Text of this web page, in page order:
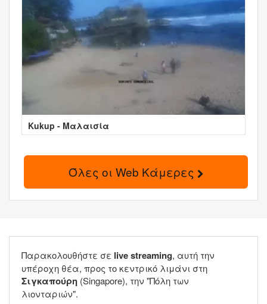
Kukup - Μαλαισία
Όλες οι Web Κάμερες
Παρακολουθήστε σε live streaming, αυτή την
υπέροχη θέα, προς το κεντρικό λιμάνι στη
Σιγκαπούρη (Singapore), την "Πόλη των
λιονταριών".